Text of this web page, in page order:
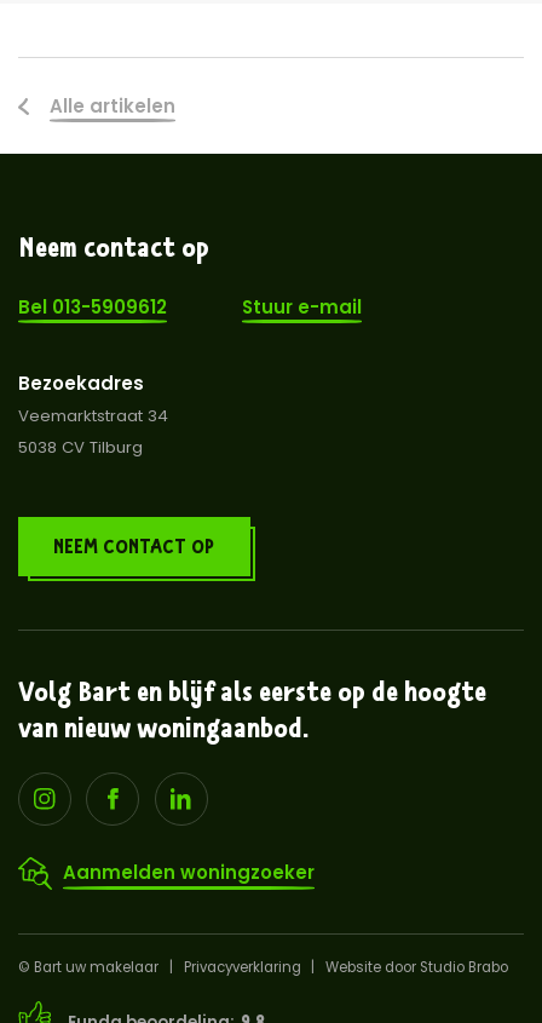
Alle artikelen
Neem contact op
Bel 013-5909612 Stuur e-mail
Bezoekadres
Veemarktstraat 34
5038 CV Tilburg
NEEM CONTACT OP
Volg Bart en blijf als eerste op de hoogte
van nieuw woningaanbod.
Aanmelden woningzoeker
© Bart uw makelaar Privacyverklaring Website door Studio Brabo